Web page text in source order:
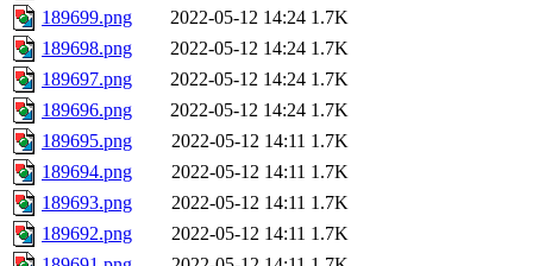
189699.png
2022-05-12 14:24 1.7K
189698.png
2022-05-12 14:24 1.7K
189697.png
2022-05-12 14:24 1.7K
189696.png
2022-05-12 14:24 1.7K
189695.png
2022-05-12 14:11 1.7K
189694.png
2022-05-12 14:11 1.7K
189693.png
2022-05-12 14:11 1.7K
189692.png
2022-05-12 14:11 1.7K